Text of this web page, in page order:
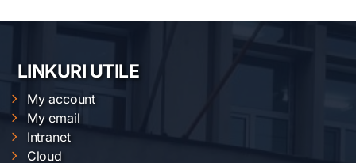
LINKURI UTILE
My account
My email
Intranet
Cloud